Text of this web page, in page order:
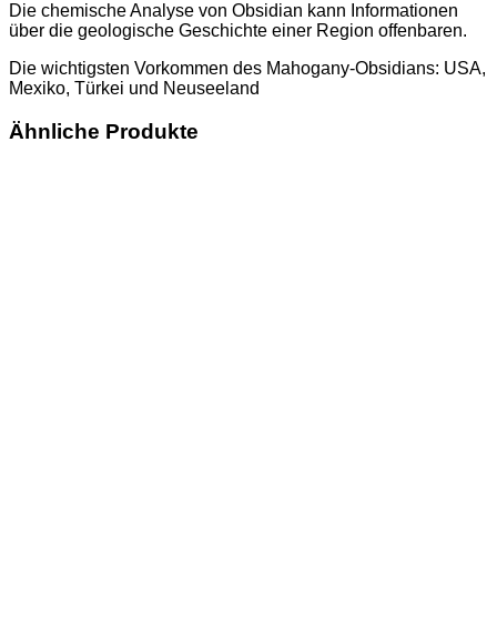
Die chemische Analyse von Obsidian kann Informationen
über die geologische Geschichte einer Region offenbaren.
Die wichtigsten Vorkommen des Mahogany-Obsidians: USA,
Mexiko, Türkei und Neuseeland
Ähnliche Produkte